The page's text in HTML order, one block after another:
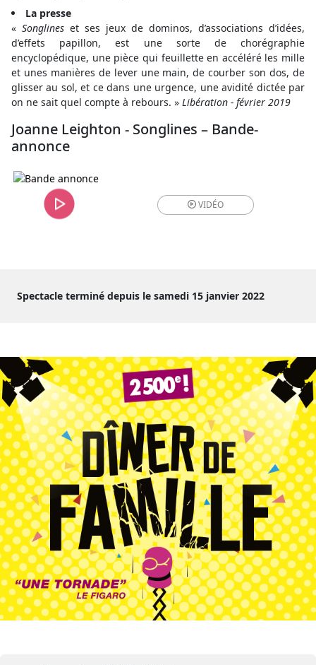
La presse
« Songlines et ses jeux de dominos, d’associations d’idées,
d’effets papillon, est une sorte de chorégraphie
encyclopédique, une pièce qui feuillette en accéléré les mille
et unes manières de lever une main, de courber son dos, de
glisser au sol, et ce dans une urgence, une avidité dictée par
on ne sait quel compte à rebours. » Libération - février 2019
Joanne Leighton - Songlines – Bande-
annonce
VIDÉO
Spectacle terminé depuis le samedi 15 janvier 2022